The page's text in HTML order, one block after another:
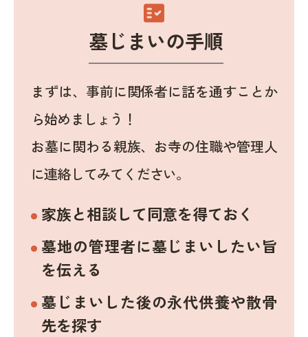
fact_check
墓じまいの手順
まずは、事前に関係者に話を通すことか
ら始めましょう！
お墓に関わる親族、お寺の住職や管理人
に連絡してみてください。
家族と相談して同意を得ておく
墓地の管理者に墓じまいしたい旨
を伝える
墓じまいした後の永代供養や散骨
先を探す